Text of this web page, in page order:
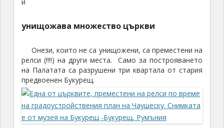
унищожава множество църкви
Онези, които не са унищожени, са преместени на
релси (!!!!) на други места. Само за построяването
на Палатата са разрушени три квартала от стария
предвоенен Букурещ.